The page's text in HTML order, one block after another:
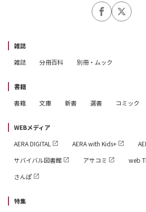
雑誌
雑誌
分冊百科 別冊・ムック
書籍
書籍
文庫 新書 選書 コミック
WEBメディア
AERA DIGITAL
AERA with Kids+
サバイバル図書館
アサコミ
web
さんぽ
特集